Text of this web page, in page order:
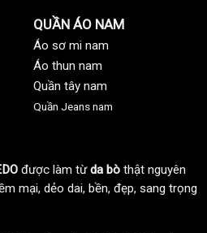
QUẦN ÁO NAM
Áo sơ mi nam
Áo thun nam
Quần tây nam
Quần Jeans nam
được làm từda bò thật nguyên
mại, dẻo dai, bền, đẹp, sang trọng